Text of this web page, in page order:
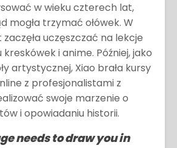
w wieku czterech lat,
mogła trzymać ołówek. W
uczęszczać na lekcje
i anime. Później, jako
artystycznej, Xiao brała kursy
z profesjonalistami z
swoje marzenie o
i opowiadaniu historii.
needs to draw you in